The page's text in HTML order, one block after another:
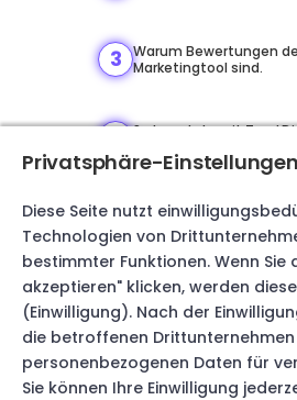
3
Warum Bewertungen
Marketingtool sind.
So baust du mit
5
Gästebindung in der
Stammgast wirklich
6
Live-Demo beider
nicht abstrakt.
Kostenlos
Privatsphäre-Einstellungen
Diese Seite nutzt
Technologien von
bestimmter Funktionen. Wenn
akzeptieren" klicken, werden
(Einwilligung). Nach der
die betroffenen
personenbezogenen Daten für
Sie können Ihre Einwilligung